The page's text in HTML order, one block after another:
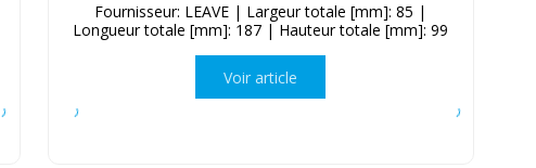
Fournisseur: LEAVE | Largeur totale [mm]: 85 |
Longueur totale [mm]: 187 | Hauteur totale [mm]: 99
Voir article